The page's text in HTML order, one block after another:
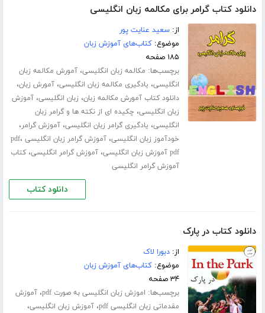
دانلود کتاب گرامر برای مکالمه زبان انگلیسی
از:سعید عنایت پور
موضوع:کتاب‌های آموزش زبان
۱۸۵ صفحه
برچسب‌ها: مکالمه زبان انگلیسی،آمورش مکالمه زبان
انگلیسی، یادگیری مکالمه زبان انگلیسی،آمورش زبان،
دانلود کتاب آمورش مکالمه زبان، زبان انگلیسی،آموزش
زبان انگلیسی، چکیده ای از نکته ها و گرامر زبان
انگلیسی، یادگیری گرامر زبان انگلیسی،آموزش گرامر،
خودآموز زبان انگلیسی،آموزش گرامر زبان انگلیسی pdf ،
pdf آموزش زبان انگلیسی ،آموزش گرامر انگلیسی،کتاب
آموزش گرامر انگلیسی
دانلود کتاب
دانلود کتاب در پارک
از:دبورا لاک
موضوع:کتاب‌های آموزش زبان
۳۴ صفحه
برچسب‌ها: اموزش زبان انگلیسی به صورت pdf ،آموزش
مقدماتی زبان انگلیسی pdf
،آموزش زبان انگلیسی،